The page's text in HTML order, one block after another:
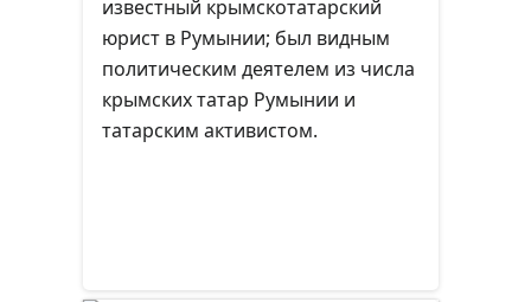
финансов Румынии, внутренних
дел Румынии (1931—1932),
министр сельского хозяйства
Румынии (1927—1928).
Председатель Сената Румынии.
известный крымскотатарский
юрист в Румынии; был видным
политическим деятелем из числа
крымских татар Румынии и
татарским активистом.